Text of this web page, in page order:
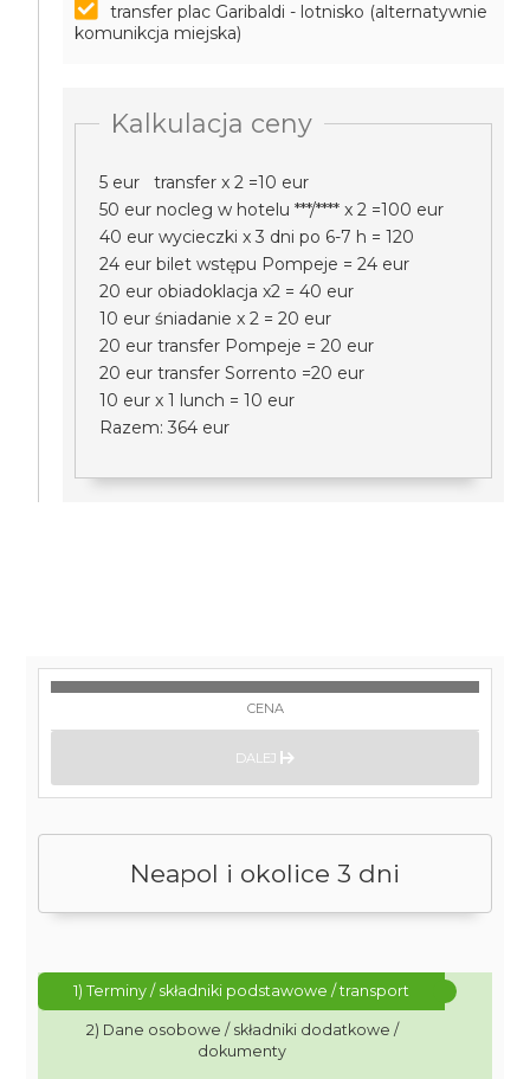
transfer plac Garibaldi - lotnisko (alternatywnie
komunikcja miejska)
Kalkulacja ceny
5 eur transfer x 2 =10 eur
50 eur nocleg w hotelu ***/**** x 2 =100 eur
40 eur wycieczki x 3 dni po 6-7 h = 120
24 eur bilet wstępu Pompeje = 24 eur
20 eur obiadoklacja x2 = 40 eur
10 eur śniadanie x 2 = 20 eur
20 eur transfer Pompeje = 20 eur
20 eur transfer Sorrento =20 eur
10 eur x 1 lunch = 10 eur
Razem: 364 eur
Neapol i okolice 3 dni
1) Terminy / składniki podstawowe / transport
2) Dane osobowe / składniki dodatkowe /
dokumenty
CENA
DALEJ